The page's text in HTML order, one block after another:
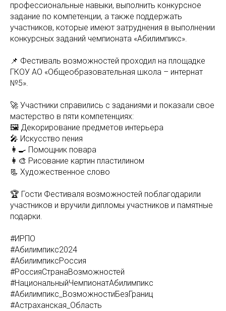
профессиональные навыки, выполнить конкурсное
задание по компетенции, а также поддержать
участников, которые имеют затруднения в выполнении
конкурсных заданий чемпионата «Абилимпикс».
📌 Фестиваль возможностей проходил на площадке
ГКОУ АО «Общеобразовательная школа – интернат
№5».
🚀 Участники справились с заданиями и показали свое
мастерство в пяти компетенциях:
🖼 Декорирование предметов интерьера
🎤 Искусство пения
👩‍🍳 Помощник повара
👩‍🎨 Рисование картин пластилином
📃 Художественное слово
🏆 Гости Фестиваля возможностей поблагодарили
участников и вручили дипломы участников и памятные
подарки.
#ИРПО
#Абилимпикс2024
#АбилимпиксРоссия
#РоссияСтранаВозможностей
#НациональныйЧемпионатАбилимпикс
#Абилимпикс_ВозможностиБезГраниц
#Астраханская_Область